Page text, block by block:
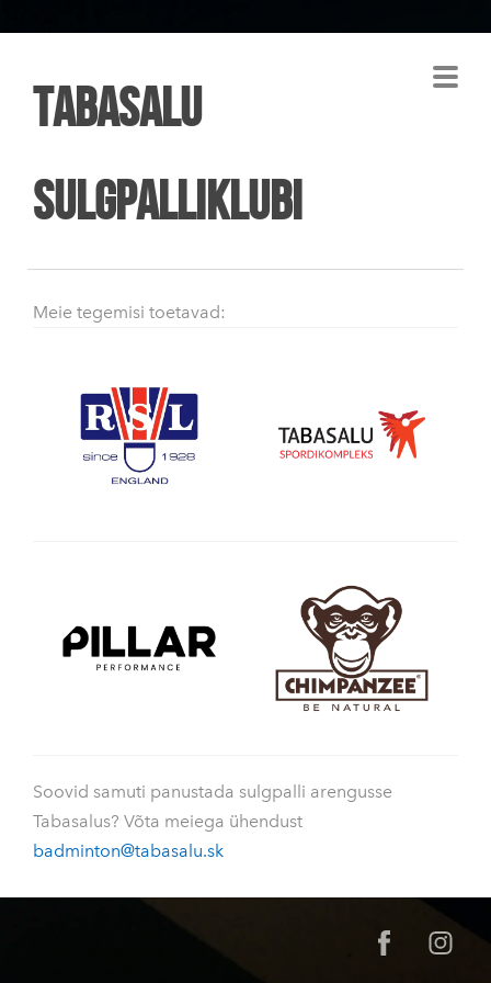
Tabasalu
Sulgpalliklubi
Meie tegemisi toetavad:
Soovid samuti panustada sulgpalli arengusse
Tabasalus? Võta meiega ühendust
badminton@tabasalu.sk